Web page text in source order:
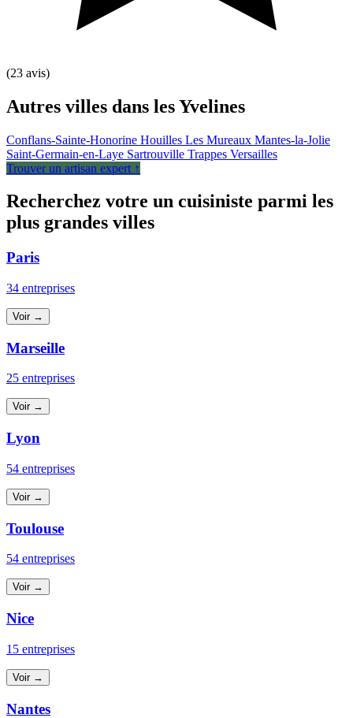
(23 avis)
+
Autres villes dans les Yvelines
Conflans-Sainte-Honorine Houilles Les Mureaux Mantes-la-Jolie
Saint-Germain-en-Laye Sartrouville Trappes Versailles
Trouver un artisan expert ↑
Recherchez votre un cuisiniste parmi les
plus grandes villes
Paris
34 entreprises
Voir →
Marseille
25 entreprises
Voir →
Lyon
54 entreprises
Voir →
Toulouse
54 entreprises
Voir →
Nice
15 entreprises
Voir →
Nantes